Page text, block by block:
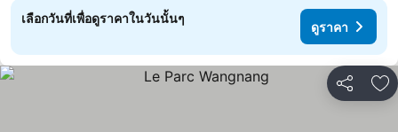
เลือกวันที่เพื่อดูราคาในวันนั้นๆ
ดูราคา
แชร์ เ